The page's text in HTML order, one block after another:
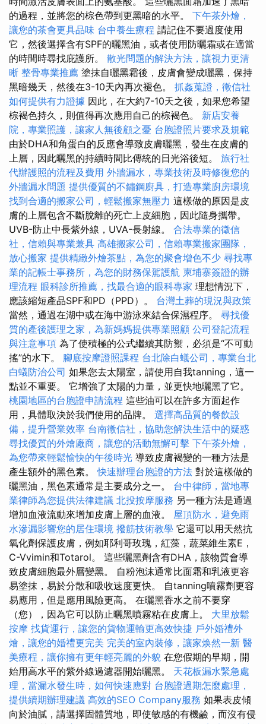
的過程，並將您的棕色帶到更黑暗的水平。 下午茶外燴，
讓您的茶會更具品味 台中養生療程 請記住不要過度使用
它，然後選擇含有SPF的曬黑油，或者使用防曬霜或在適當
的時間時尋找庇護所。 散光問題的解決方法，讓視力更清
晰 整骨專業推薦 塗抹自曬黑霜後，皮膚會變成曬黑，保持
黑暗幾天，然後在3-10天內再次褪色。 抓姦蒐證，徵信社
如何提供有力證據 因此，在大約7-10天之後，如果您希望
棕褐色持久，則值得再次應用自己的棕褐色。 新店安養
院，專業照護，讓家人無後顧之憂 台胞證照片要求及規範
由於DHA和角蛋白的反應會導致皮膚曬黑，發生在皮膚的
上層，因此曬黑的持續時間比傳統的日光浴後短。 旅行社
代辦護照的流程及費用 外牆漏水，專業技術及時修復您的
外牆漏水問題 提供優質的不鏽鋼廚具，打造專業廚房環境
找到合適的搬家公司，輕鬆搬家無壓力 這樣做的原因是皮
膚的上層包含不斷脫離的死亡上皮細胞，因此隨身攜帶。
UVB-防止中長紫外線，UVA-長射線。 合法專業的徵信
社，信賴與專業兼具 高雄搬家公司，信賴專業搬家團隊，
放心搬家 提供精緻外燴茶點，為您的聚會增色不少 尋找專
業的記帳士事務所，為您的財務保駕護航 柬埔寨簽證的辦
理流程 眼科診所推薦，找最合適的眼科專家 理想情況下，
應該縮短產品SPF和PD（PPD）。 台灣土葬的現況與政策
當然，通過在湖中或在海中游泳來結合保濕程序。 尋找優
質的產後護理之家，為新媽媽提供專業照顧 公司登記流程
與注意事項 為了使積極的公式繼續其防禦，必須是“不可動
搖”的水下。 腳底按摩證照課程 台北除白蟻公司，專業台北
白蟻防治公司 如果您去太陽室，請使用自我tanning，這一
點並不重要。 它增強了太陽的力量，並更快地曬黑了它。
桃園地區的台胞證申請流程 這些油可以在許多方面起作
用，具體取決於我們使用的品牌。 選擇高品質的餐飲設
備，提升營業效率 台南徵信社，協助您解決生活中的疑惑
尋找優質的外燴廠商，讓您的活動無懈可擊 下午茶外燴，
為您帶來輕鬆愉快的午後時光 導致皮膚褐變的一種方法是
產生額外的黑色素。快速辦理台胞證的方法 對於這樣做的
曬黑油，黑色素通常是主要成分之一。 台中律師，當地專
業律師為您提供法律建議 北投按摩服務 另一種方法是通過
增加血液流動來增加皮膚上層的血液。 屋頂防水，避免雨
水滲漏影響您的居住環境 撥筋技術教學 它還可以用天然抗
氧化劑保護皮膚，例如耶利哥玫瑰，紅藻，蔬菜維生素E，
C-Vvimin和Totarol。 這些曬黑劑含有DHA，該物質會導
致皮膚細胞最外層變黑。 自粉泡沫通常比面霜和乳液更容
易塗抹，易於分散和吸收速度更快。 自tanning噴霧劑更容
易應用，但是應用風險更高。 在曬黑香水之前不要穿
（您），因為它可以防止曬黑噴霧粘在皮膚上。 大里放鬆
按摩 找貨運行，讓您的貨物運輸更高效快捷 戶外婚禮外
燴，讓您的婚禮更完美 完美的室內裝修，讓家焕然一新 醫
美療程，讓你擁有更年輕亮麗的外貌 在您假期的早期，開
始用高水平的紫外線過濾器開始曬黑。 天花板漏水緊急處
理，當漏水發生時，如何快速應對 台胞證過期怎麼處理，
提供續期辦理建議 高效的SEO Company服務 如果表皮傾
向於油膩，請選擇固體質地，即使敏感的有機鹼，而沒有侵